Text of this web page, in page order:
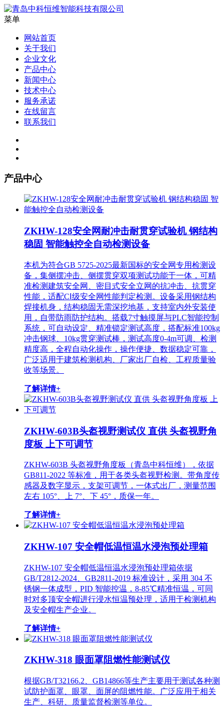
菜单
网站首页
关于我们
企业文化
产品中心
新闻中心
技术中心
服务承诺
在线留言
联系我们
产品中心
ZKHW-128安全网耐冲击耐贯穿试验机 钢结构
稳固 智能触控全自动检测设备
本机为符合GB 5725-2025最新国标的安全网专用检测设
备，集侧摆冲击、侧摆贯穿双项测试功能于一体，可精
准检测建筑安全网、密目式安全立网的抗冲击、抗贯穿
性能，适配CⅠ级安全网性能判定检测。设备采用钢结构
焊接机身，结构稳固无需深挖地基，支持室内外安装使
用，自带防雨防护结构。搭载7寸触摸屏与PLC智能控制
系统，可自动设定、精准锁定测试高度，搭配标准100kg
冲击钢球、10kg贯穿测试棒，测试高度0-4m可调、检测
精度高，全程自动化操作，操作便捷、数据稳定可靠，
广泛适用于建筑检测机构、厂家出厂自检、工程质量验
收等场景。
了解详情+
ZKHW-603B头盔视野测试仪 直供 头盔视野角
度板 上下可调节
ZKHW-603B 头盔视野角度板（青岛中科恒维），依据
GB811-2022 等标准，用于各类头盔视野检测。带角度传
感器及数字显示，支架可调节，一体式出厂，测量范围
左右 105°、上 7°、下 45°，质保一年。
了解详情+
ZKHW-107 安全帽低温恒温水浸泡预处理箱
ZKHW-107 安全帽低温恒温水浸泡预处理箱依据
GB/T2812-2024、GB2811-2019 标准设计，采用 304 不
锈钢一体成型，PID 智能控温，8-85℃精准恒温，可同
时对多顶安全帽进行浸水恒温预处理，适用于检测机构
及安全帽生产企业。
了解详情+
ZKHW-318 眼面罩阻燃性能测试仪
根据GB/T32166.2、GB14866等生产主要用于测试各种测
试防护面罩、眼罩、面屏的阻燃性能。广泛应用于相关
生产、科研、质量监督检测等单位。